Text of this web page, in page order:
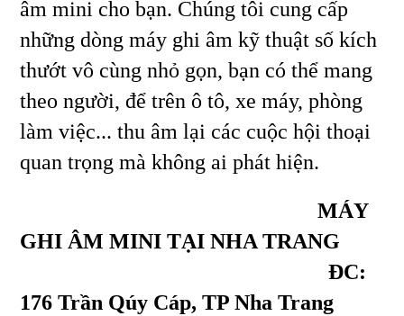
âm mini cho bạn. Chúng tôi cung cấp
những dòng máy ghi âm kỹ thuật số kích
thướt vô cùng nhỏ gọn, bạn có thể mang
theo người, để trên ô tô, xe máy, phòng
làm việc... thu âm lại các cuộc hội thoại
quan trọng mà không ai phát hiện.
MÁY
GHI ÂM MINI TẠI NHA TRANG
ĐC:
176 Trần Qúy Cáp, TP Nha Trang